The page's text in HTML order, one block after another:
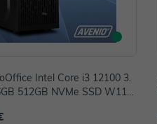
Intel Core i3 12100 3.
512GB NVMe SSD W11P